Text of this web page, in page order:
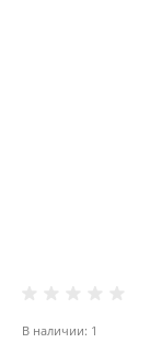
В наличии: 1